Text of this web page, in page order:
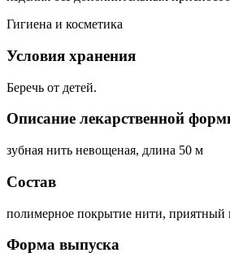
Гигиена и косметика
Условия хранения
Беречь от детей.
Описание лекарственной
зубная нить невощеная, длина 50 м
Состав
полимерное покрытие нити, приятный
Форма выпуска